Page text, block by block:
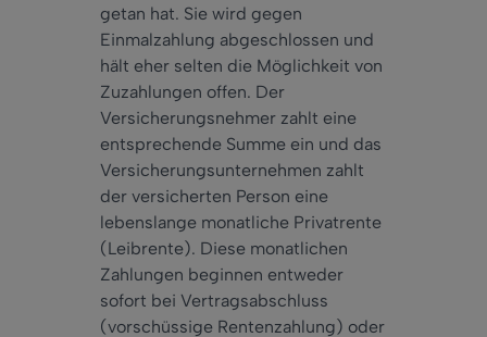
getan hat. Sie wird gegen
Einmalzahlung abgeschlossen und
hält eher selten die Möglichkeit von
Zuzahlungen offen. Der
Versicherungsnehmer zahlt eine
entsprechende Summe ein und das
Versicherungsunternehmen zahlt
der versicherten Person eine
lebenslange monatliche Privatrente
(Leibrente). Diese monatlichen
Zahlungen beginnen entweder
sofort bei Vertragsabschluss
(vorschüssige Rentenzahlung) oder